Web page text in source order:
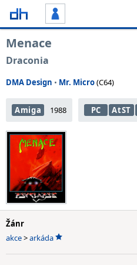
Menace
Draconia
DMA Design • Mr. Micro(C64)
Amiga 1988 PC AtST
Žánr
akce>arkáda